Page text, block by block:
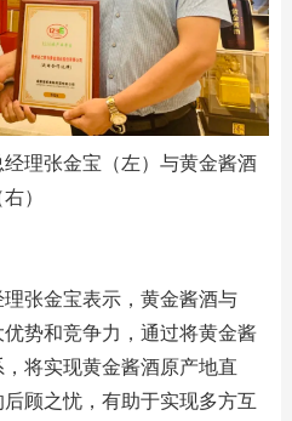
理张金宝（左）与黄金酱酒
）
张金宝表示，黄金酱酒与
势和竞争力，通过将黄金酱
将实现黄金酱酒原产地直
顾之忧，有助于实现多方互